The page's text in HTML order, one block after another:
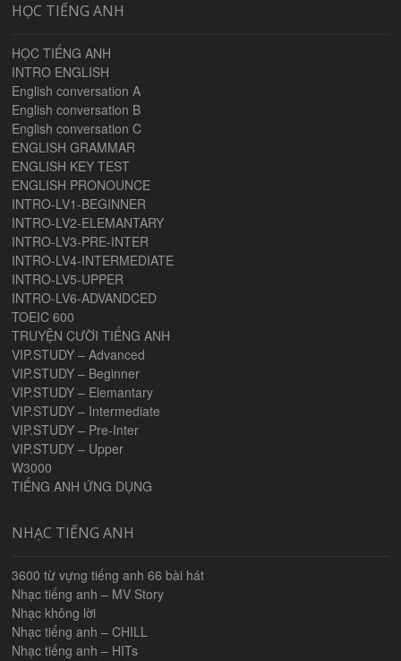
HỌC TIẾNG ANH
HỌC TIẾNG ANH
INTRO ENGLISH
English conversation A
English conversation B
English conversation C
ENGLISH GRAMMAR
ENGLISH KEY TEST
ENGLISH PRONOUNCE
INTRO-LV1-BEGINNER
INTRO-LV2-ELEMANTARY
INTRO-LV3-PRE-INTER
INTRO-LV4-INTERMEDIATE
INTRO-LV5-UPPER
INTRO-LV6-ADVANDCED
TOEIC 600
TRUYỆN CƯỜI TIẾNG ANH
VIP.STUDY – Advanced
VIP.STUDY – Beginner
VIP.STUDY – Elemantary
VIP.STUDY – Intermediate
VIP.STUDY – Pre-Inter
VIP.STUDY – Upper
W3000
TIẾNG ANH ỨNG DỤNG
NHẠC TIẾNG ANH
3600 từ vựng tiếng anh 66 bài hát
Nhạc tiếng anh – MV Story
Nhạc không lời
Nhạc tiếng anh – CHILL
Nhạc tiếng anh – HITs